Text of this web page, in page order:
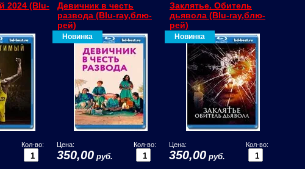
2024 (Blu-
Кол-во:
Девичник в честь
развода (Blu-ray,блю-
рей)
Новинка
Цена:
350,00 руб.
Кол-во:
Заклятье. Обитель
дьявола (Blu-ray,блю-
рей)
Новинка
Цена:
350,00 руб.
Кол-во: